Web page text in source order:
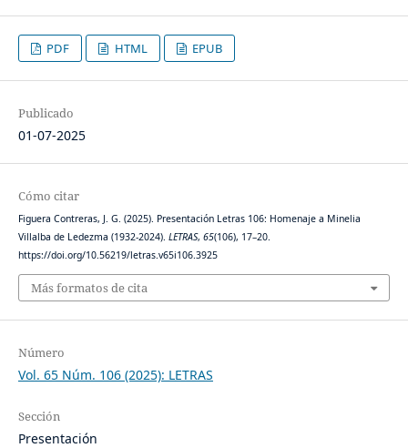
PDF HTML EPUB
Publicado
01-07-2025
Cómo citar
Figuera Contreras, J. G. (2025). Presentación Letras 106: Homenaje a Minelia
Villalba de Ledezma (1932-2024). LETRAS, 65(106), 17–20.
https://doi.org/10.56219/letras.v65i106.3925
Más formatos de cita
Número
Vol. 65 Núm. 106 (2025): LETRAS
Sección
Presentación